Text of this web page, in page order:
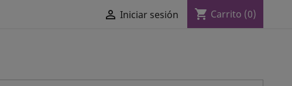
 Iniciar sesión shopping_cart Carrito (0)